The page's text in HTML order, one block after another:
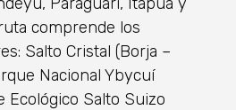
comprende los
Salto Cristal (Borja –
Nacional Ybycuí
Ecológico Salto Suizo